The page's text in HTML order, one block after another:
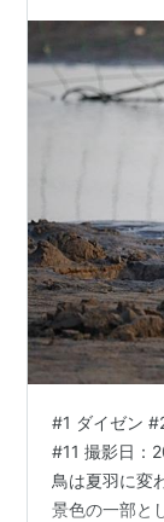
#1 ダイゼン
#11 撮影日：
鳥は夏羽に変
景色の一部と